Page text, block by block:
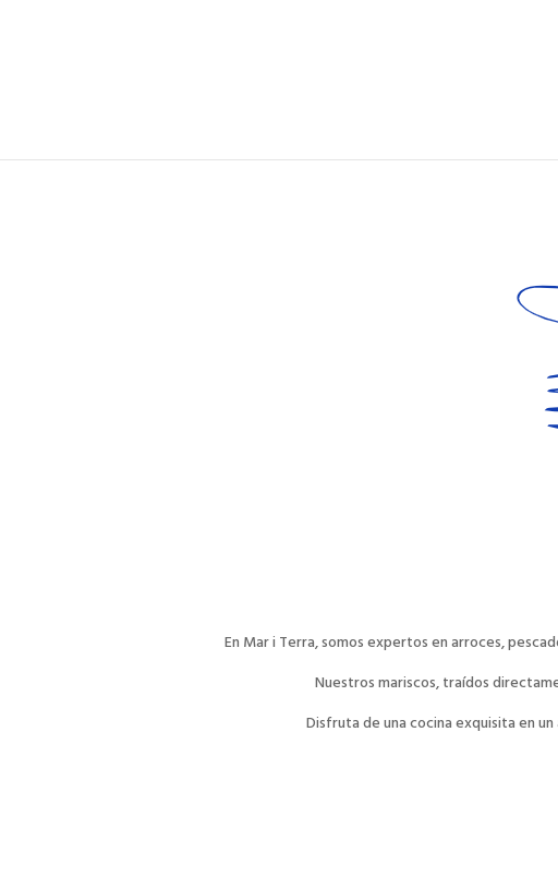
En Mar i Terra, somos expertos en arroces,
Nuestros mariscos, traídos
Disfruta de una cocina exquisita en